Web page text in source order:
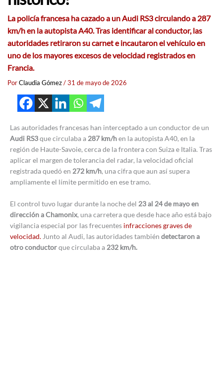
La policía francesa ha cazado a un Audi RS3 circulando a 287
km/h en la autopista A40. Tras identificar al conductor, las
autoridades retiraron su carnet e incautaron el vehículo en
uno de los mayores excesos de velocidad registrados en
Francia.
PorClaudia Gómez/31 de mayo de 2026
Las autoridades francesas han interceptado a un conductor de un
Audi RS3que circulaba a 287 km/hen la autopista A40, en la
región de Haute-Savoie, cerca de la frontera con Suiza e Italia. Tras
aplicar el margen de tolerancia del radar, la velocidad oficial
registrada quedó en 272 km/h, una cifra que aun así supera
ampliamente el límite permitido en ese tramo.
El control tuvo lugar durante la noche del 23 al 24 de mayo en
dirección a Chamonix, una carretera que desde hace año está bajo
vigilancia especial por las frecuentes infracciones graves de
velocidad. Junto al Audi, las autoridades también detectaron a
otro conductorque circulaba a 232 km/h.